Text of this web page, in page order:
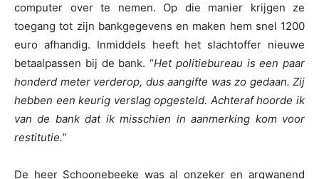
computer over te nemen. Op die manier krijgen ze
toegang tot zijn bankgegevens en maken hem snel 1200
euro afhandig. Inmiddels heeft het slachtoffer nieuwe
betaalpassen bij de bank. “Het politiebureau is een paar
honderd meter verderop, dus aangifte was zo gedaan. Zij
hebben een keurig verslag opgesteld. Achteraf hoorde ik
van de bank dat ik misschien in aanmerking kom voor
restitutie.”
De heer Schoonebeeke was al onzeker en argwanend